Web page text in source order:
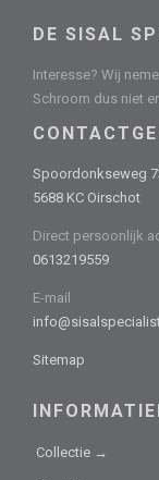
DE SISAL
Interesse? Wij
Schroom dus niet
Spoordonkseweg
5688 KC Oirschot
Direct persoonlijk
0613219559
E-mail
Sitemap
Collectie →